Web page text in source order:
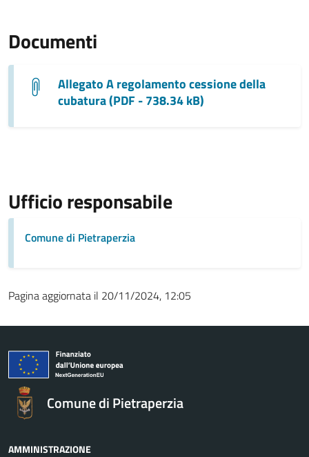
Documenti
Allegato A regolamento cessione della
cubatura (PDF - 738.34 kB)
Ufficio responsabile
Comune di Pietraperzia
Pagina aggiornata il 20/11/2024, 12:05
Comune di Pietraperzia
AMMINISTRAZIONE